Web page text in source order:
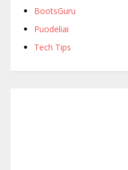
BootsGuru
Puodeliai
Tech Tips